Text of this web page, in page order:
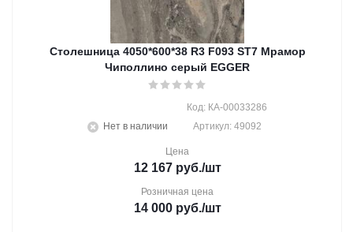
Столешница 4050*600*38 R3 F093 ST7 Мрамор
Чиполлино серый EGGER
Нет в наличии
Код: КА-00033286
Артикул: 49092
Цена
12 167руб./шт
Розничная цена
14 000руб./шт